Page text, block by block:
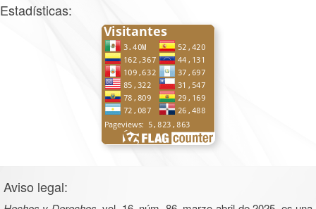
Estadísticas:
Aviso legal: